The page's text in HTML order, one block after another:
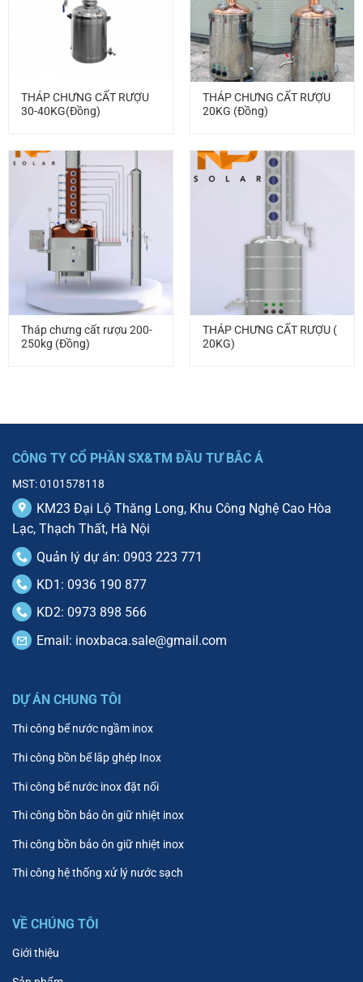
THÁP CHƯNG CẤT RƯỢU
30-40KG(Đồng)
THÁP CHƯNG CẤT RƯỢU
20KG (Đồng)
Tháp chưng cất rượu 200-
250kg (Đồng)
THÁP CHƯNG CẤT RƯỢU (
20KG)
CÔNG TY CỔ PHẦN SX&TM ĐẦU TƯ BẮC Á
MST: 0101578118
KM23 Đại Lộ Thăng Long, Khu Công Nghệ Cao Hòa
Lạc, Thạch Thất, Hà Nội
Quản lý dự án: 0903 223 771
KD1: 0936 190 877
KD2: 0973 898 566
Email: inoxbaca.sale@gmail.com
DỰ ÁN CHUNG TÔI
Thi công bể nước ngầm inox
Thi công bồn bể lắp ghép Inox
Thi công bể nước inox đặt nối
Thi công bồn bảo ôn giữ nhiệt inox
Thi công bồn bảo ôn giữ nhiệt inox
Thi công hệ thống xử lý nước sạch
VỀ CHÚNG TÔI
Giới thiệu